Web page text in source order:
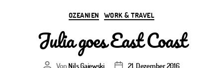
Kategorien
OZEANIEN WORK & TRAVEL
Julia goes East Coast
Beitragsautor
Von Nils Gajewski Veröffentlichungsdatum
21. Dezember 2016